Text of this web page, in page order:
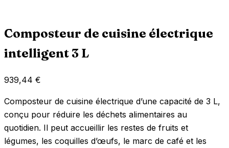
Composteur de cuisine électrique
intelligent 3 L
939,44 €
Composteur de cuisine électrique d’une capacité de 3 L,
conçu pour réduire les déchets alimentaires au
quotidien. Il peut accueillir les restes de fruits et
légumes, les coquilles d’œufs, le marc de café et les